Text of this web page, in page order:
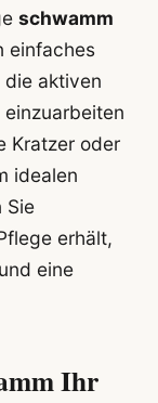
schwamm
einfaches
die aktiven
Kratzer oder
idealen
Sie
erhält,
eine
Ihr